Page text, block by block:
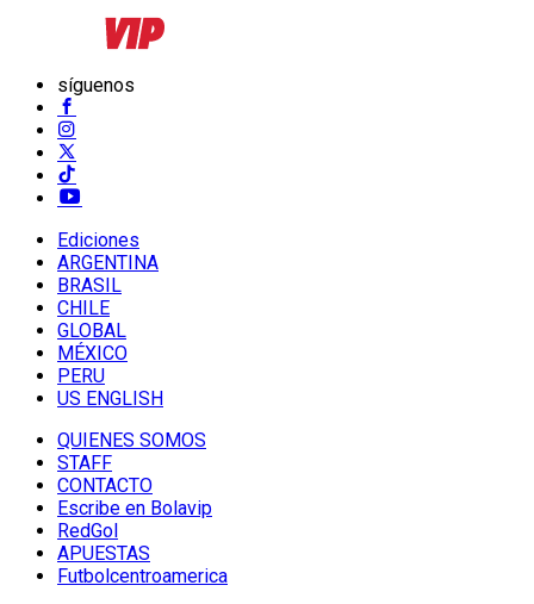
síguenos
Ediciones
ARGENTINA
BRASIL
CHILE
GLOBAL
MÉXICO
PERU
US ENGLISH
QUIENES SOMOS
STAFF
CONTACTO
Escribe en Bolavip
RedGol
APUESTAS
Futbolcentroamerica